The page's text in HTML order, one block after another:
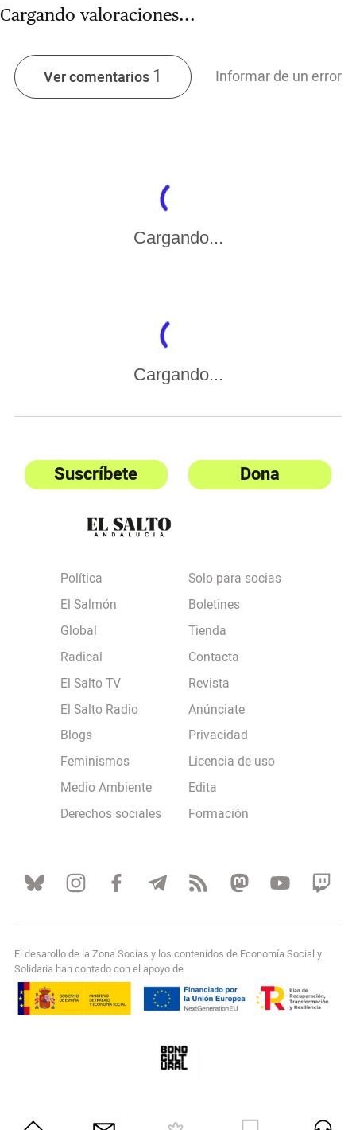
Cargando valoraciones...
Ver comentarios 1 Informar de un error
Cargando...
Cargando...
Suscríbete Dona
Política
El Salmón
Global
Radical
El Salto TV
El Salto Radio
Blogs
Feminismos
Medio Ambiente
Derechos sociales
Solo para socias
Boletines
Tienda
Contacta
Revista
Anúnciate
Privacidad
Licencia de uso
Edita
Formación
El desarollo de la Zona Socias y los contenidos de Economía Social y
Solidaria han contado con el apoyo de